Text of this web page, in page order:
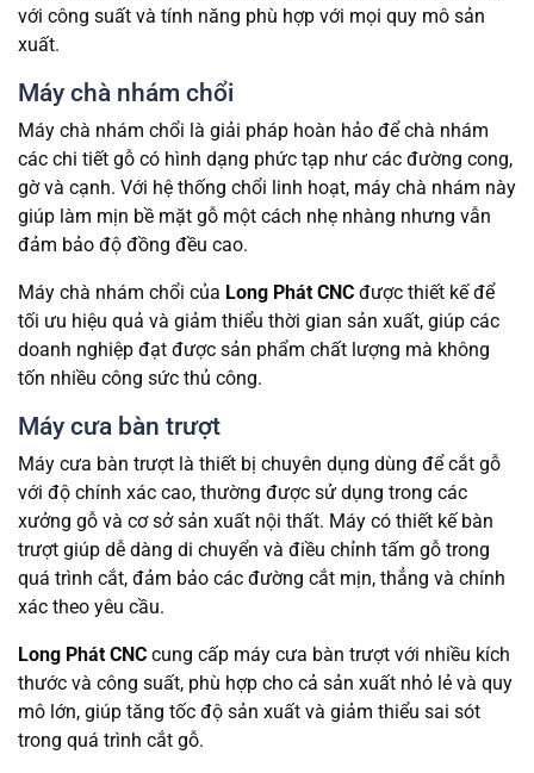
với công suất và tính năng phù hợp với mọi quy mô sản
xuất.
Máy chà nhám chổi
Máy chà nhám chổi là giải pháp hoàn hảo để chà nhám
các chi tiết gỗ có hình dạng phức tạp như các đường cong,
gờ và cạnh. Với hệ thống chổi linh hoạt, máy chà nhám này
giúp làm mịn bề mặt gỗ một cách nhẹ nhàng nhưng vẫn
đảm bảo độ đồng đều cao.
Máy chà nhám chổi của Long Phát CNC được thiết kế để
tối ưu hiệu quả và giảm thiểu thời gian sản xuất, giúp các
doanh nghiệp đạt được sản phẩm chất lượng mà không
tốn nhiều công sức thủ công.
Máy cưa bàn trượt
Máy cưa bàn trượt là thiết bị chuyên dụng dùng để cắt gỗ
với độ chính xác cao, thường được sử dụng trong các
xưởng gỗ và cơ sở sản xuất nội thất. Máy có thiết kế bàn
trượt giúp dễ dàng di chuyển và điều chỉnh tấm gỗ trong
quá trình cắt, đảm bảo các đường cắt mịn, thẳng và chính
xác theo yêu cầu.
Long Phát CNC cung cấp máy cưa bàn trượt với nhiều kích
thước và công suất, phù hợp cho cả sản xuất nhỏ lẻ và quy
mô lớn, giúp tăng tốc độ sản xuất và giảm thiểu sai sót
trong quá trình cắt gỗ.